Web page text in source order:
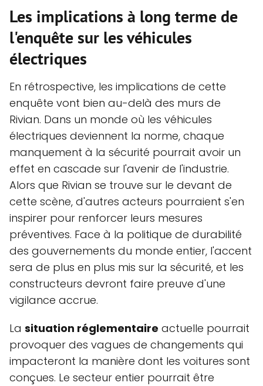
Les implications à long terme de
l'enquête sur les véhicules
électriques
En rétrospective, les implications de cette
enquête vont bien au-delà des murs de
Rivian. Dans un monde où les véhicules
électriques deviennent la norme, chaque
manquement à la sécurité pourrait avoir un
effet en cascade sur l'avenir de l'industrie.
Alors que Rivian se trouve sur le devant de
cette scène, d'autres acteurs pourraient s'en
inspirer pour renforcer leurs mesures
préventives. Face à la politique de durabilité
des gouvernements du monde entier, l'accent
sera de plus en plus mis sur la sécurité, et les
constructeurs devront faire preuve d'une
vigilance accrue.
La situation réglementaire actuelle pourrait
provoquer des vagues de changements qui
impacteront la manière dont les voitures sont
conçues. Le secteur entier pourrait être